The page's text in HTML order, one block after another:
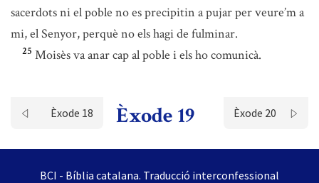
sacerdots ni el poble no es precipitin a pujar per veure’m a
mi, el Senyor, perquè no els hagi de fulminar.
25 Moisès va anar cap al poble i els ho comunicà.
Èxode 18 Èxode 19 Èxode 20
BCI - Bíblia catalana. Traducció interconfessional